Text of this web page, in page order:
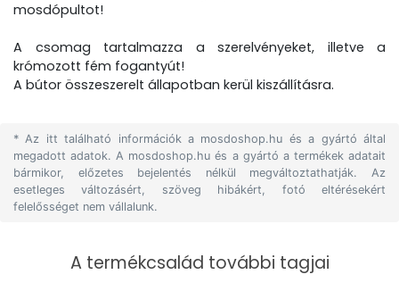
mosdópultot!
A csomag tartalmazza a szerelvényeket, illetve a
krómozott fém fogantyút!
A bútor összeszerelt állapotban kerül kiszállításra.
* Az itt található információk a mosdoshop.hu és a gyártó által
megadott adatok. A mosdoshop.hu és a gyártó a termékek adatait
bármikor, előzetes bejelentés nélkül megváltoztathatják. Az
esetleges változásért, szöveg hibákért, fotó eltérésekért
felelősséget nem vállalunk.
A termékcsalád további tagjai